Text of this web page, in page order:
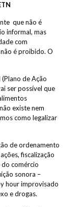
que não é
informal, mas
com
é proibido. O
de Ação
ser possível que
existe nem
como legalizar
de ordenamento
fiscalização
comércio
sonora –
hour improvisado
e drogas.